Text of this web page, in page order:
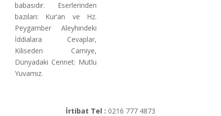
babasıdır. Eserlerinden
bazıları: Kur’an ve Hz.
Peygamber Aleyhindeki
İddialara Cevaplar,
Kiliseden Camiye,
Dünyadaki Cennet: Mutlu
Yuvamız.
İrtibat Tel : 0216 777 4873